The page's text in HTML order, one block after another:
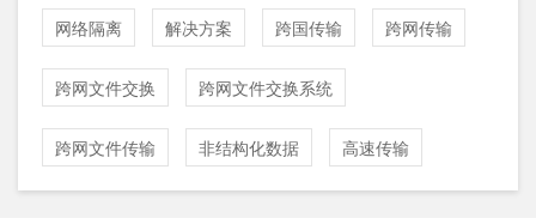
网络隔离 解决方案 跨国传输 跨网传输
跨网文件交换 跨网文件交换系统
跨网文件传输 非结构化数据 高速传输